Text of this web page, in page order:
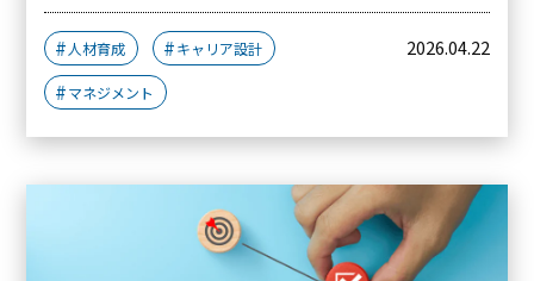
人材育成 キャリア設計
マネジメント
2026.04.22